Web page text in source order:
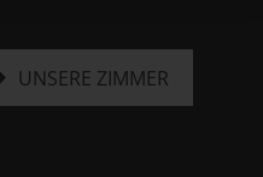
UNSERE ZIMMER